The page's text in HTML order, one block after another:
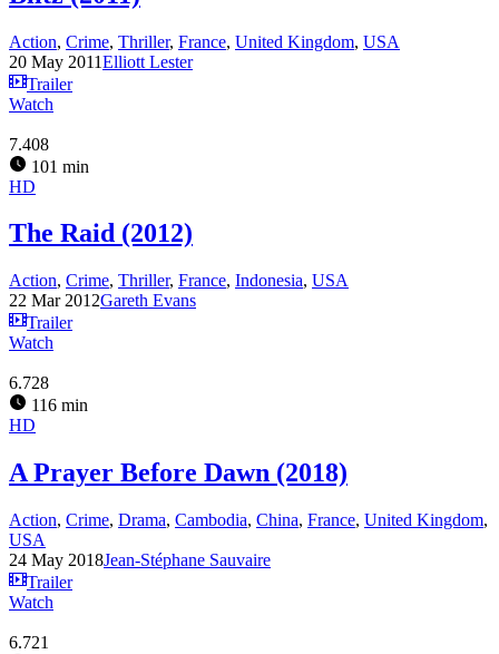
Action, Crime, Thriller, France, United Kingdom, USA
20 May 2011Elliott Lester
Trailer
Watch
7.408
101 min
HD
The Raid (2012)
Action, Crime, Thriller, France, Indonesia, USA
22 Mar 2012Gareth Evans
Trailer
Watch
6.728
116 min
HD
A Prayer Before Dawn (2018)
Action, Crime, Drama, Cambodia, China, France, United Kingdom,
USA
24 May 2018Jean-Stéphane Sauvaire
Trailer
Watch
6.721